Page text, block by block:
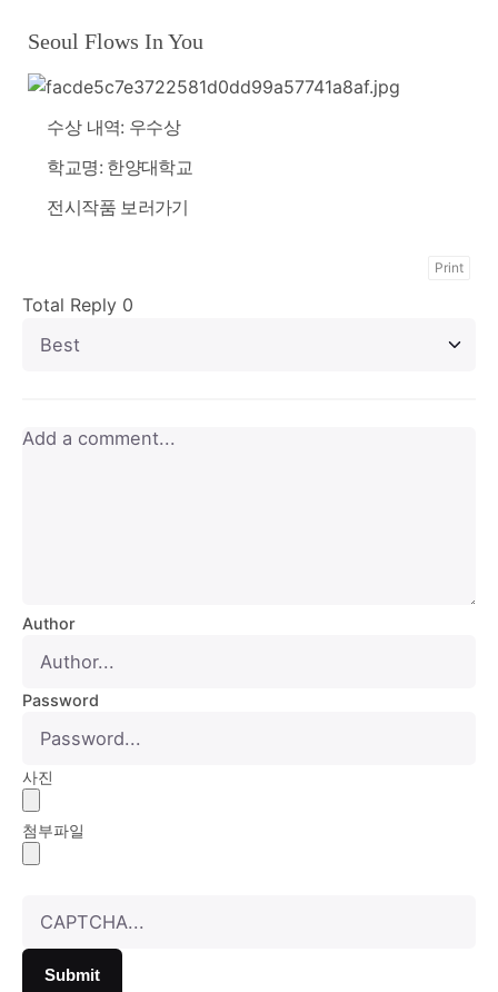
Seoul Flows In You
수상 내역: 우수상
학교명: 한양대학교
전시작품 보러가기
Print
Total Reply 0
Author
Password
사진
첨부파일